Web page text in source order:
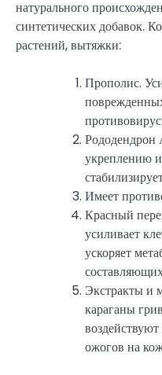
натурального
синтетических добавок.
растений, вытяжки:
Прополис.
Рододендрон
укреплению
Имеет
Красный
усиливает
ускоряет
Экстракты и
караганы
ожогов на